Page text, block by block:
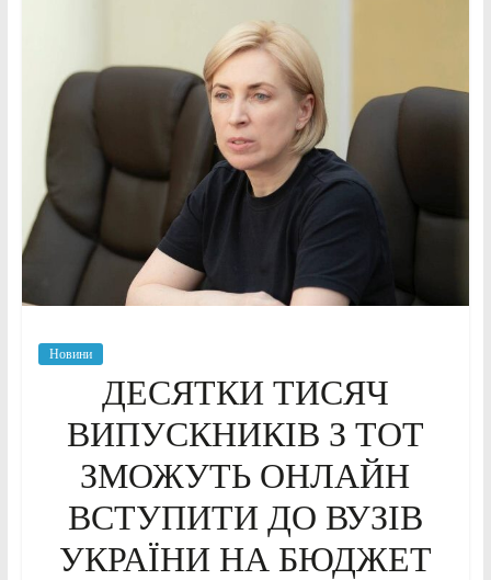
Новини
ДЕСЯТКИ ТИСЯЧ
ВИПУСКНИКІВ З ТОТ
ЗМОЖУТЬ ОНЛАЙН
ВСТУПИТИ ДО ВУЗІВ
УКРАЇНИ НА БЮДЖЕТ